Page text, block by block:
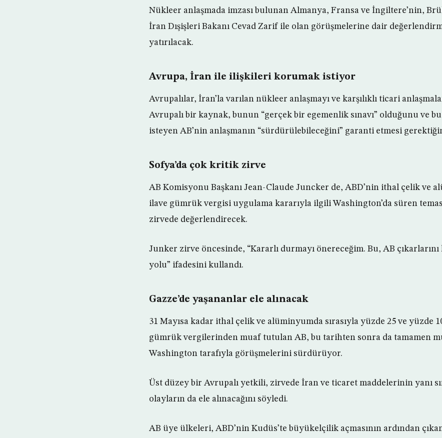
Nükleer anlaşmada imzası bulunan Almanya, Fransa ve İngiltere’nin,
İran Dışişleri Bakanı Cevad Zarif ile olan görüşmelerine dair
yatırılacak.
Avrupa, İran ile ilişkileri korumak istiyor
Avrupalılar, İran’la varılan nükleer anlaşmayı ve karşılıklı ticari
Avrupalı bir kaynak, bunun “gerçek bir egemenlik sınavı” olduğunu ve
isteyen AB’nin anlaşmanın “sürdürülebileceğini” garanti etmesi
Sofya’da çok kritik zirve
AB Komisyonu Başkanı Jean-Claude Juncker de, ABD’nin ithal çelik ve
ilave gümrük vergisi uygulama kararıyla ilgili Washington’da süren
zirvede değerlendirecek.
Junker zirve öncesinde, “Kararlı durmayı önereceğim. Bu, AB
yolu” ifadesini kullandı.
Gazze’de yaşananlar ele alınacak
31 Mayısa kadar ithal çelik ve alüminyumda sırasıyla yüzde 25 ve yüzde
gümrük vergilerinden muaf tutulan AB, bu tarihten sonra da tamamen
Washington tarafıyla görüşmelerini sürdürüyor.
Üst düzey bir Avrupalı yetkili, zirvede İran ve ticaret maddelerinin yanı
olayların da ele alınacağını söyledi.
AB üye ülkeleri, ABD’nin Kudüs’te büyükelçilik açmasının ardından